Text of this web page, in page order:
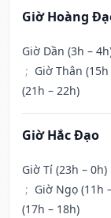
Giờ Hoàng
Giờ Dần (3h –
; Giờ Thân
(21h – 22h)
Giờ Hắc Đạo
Giờ Tí (23h – 0h)
; Giờ Ngọ (11h
(17h – 18h)